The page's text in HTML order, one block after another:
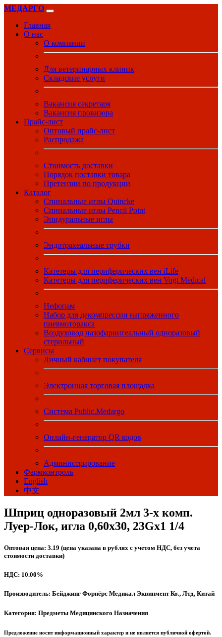
МЕДАРГО
Главная
О нас
О компании
Для ветеринарных клиник
Складские услуги
Вакансия секретаря
Вакансия провизора
Прайс-лист
Оптовый прайс-лист
Распродажа
Стоимость доставки
Порядок поставки товара
Претензии по продукции
Каталог
Спинальные иглы Quincke
Спинальные иглы Pencil Point
Эпидуральные иглы
Эндотрахеальные трубки
Катетеры для периферических вен iLife
Катетеры для периферических вен Vogt Medical
Нефопам
Набор для декомпрессии напряженного
пневмоторакса
Воздуховод назофарингеальный одноразовый
стерильный
Сервисы
Личный кабинет покупателя
Электронная торговая площадка
Система Public.Medargo
Онлайн-генератор QR кодов
Администрирование
Фармконтроль
English
中文
Шприц одноразовый 2мл 3-х комп.
Луер-Лок, игла 0,60х30, 23Gх1 1/4
Оптовая цена: 3.19 (цена указана в рублях с учетом НДС, без учета
стоимости доставки)
НДС: 10.00%
Производитель: Бейджинг Форнёрс Медикал Эквипмент Ко., Лтд, Китай
Категория: Предметы Медицинского Назначения
Предложение носит информационный характер и не является публичной офертой.